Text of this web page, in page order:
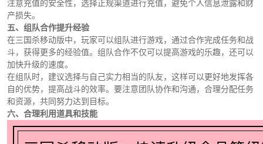
注意充值的安全性，选择正规渠道进行充值，避免个人信息泄露和财
产损失。
五、组队合作提升经验
在三国杀移动版中，玩家可以组队进行游戏，通过合作完成任务和战
斗，获得更多的经验值。组队合作不仅可以提高游戏的乐趣，还可以
加快升级的速度。
在组队时，建议选择与自己实力相当的队友，这样可以更好地发挥各
自的优势，提高战斗的效率。要注意团队协作和沟通，合理分配任务
和资源，共同努力达到目标。
六、合理利用道具和技能